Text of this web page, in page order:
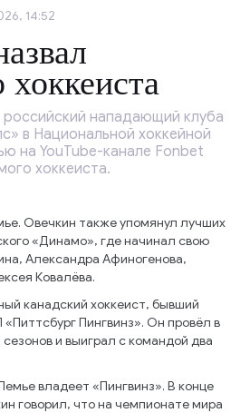
14:52
нападающий клуба
в Национальной хоккейной
на YouTube-канале Fonbet
хоккеиста.
Овечкин также упомянул лучших
«Динамо», где начинал свою
Александра Афиногенова,
Ковалёва.
канадский хоккеист, бывший
Пингвинз». Он провёл в
сезонов и выиграл с командой два
владеет «Пингвинз». В конце
говорил, что на чемпионате мира